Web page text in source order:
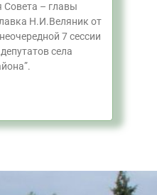
Совета – главы
Н.И.Веляник от
7 сессии
села